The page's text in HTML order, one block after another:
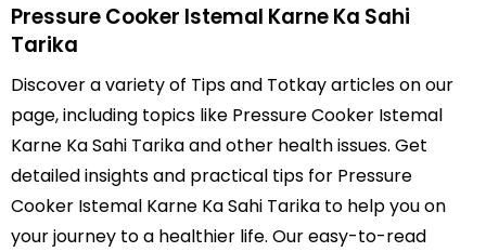
Pressure Cooker Istemal Karne Ka Sahi
Tarika
Discover a variety of Tips and Totkay articles on our
page, including topics like Pressure Cooker Istemal
Karne Ka Sahi Tarika and other health issues. Get
detailed insights and practical tips for Pressure
Cooker Istemal Karne Ka Sahi Tarika to help you on
your journey to a healthier life. Our easy-to-read